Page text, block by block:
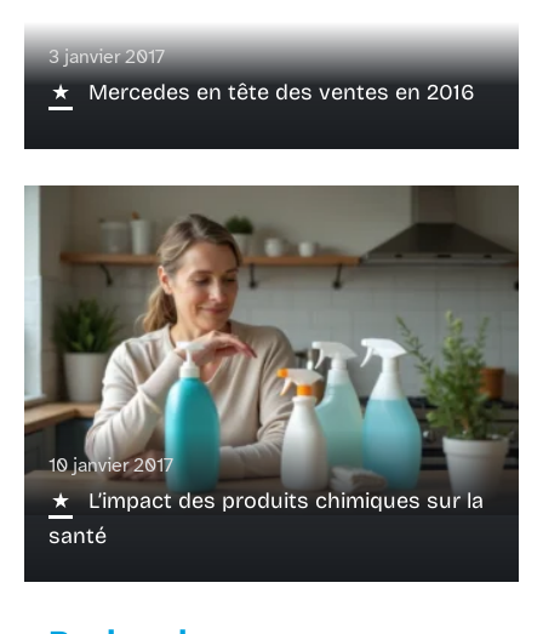
3 janvier 2017
Mercedes en tête des ventes en 2016
10 janvier 2017
L’impact des produits chimiques sur la
santé